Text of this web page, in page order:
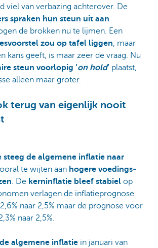
viel van verbazing achterover. De
spraken hun steun uit aan
de brokken nu te lijmen. Een
zou op tafel liggen, maar
kans geeft, is maar zeer de vraag. Nu
steun voorlopig ‘on hold’ plaatst,
alleen maar groter.
terug van eigenlijk nooit
steeg de algemene inflatie naar
te wijten aan hogere voedings-
. De kerninflatie bleef stabiel op
verlagen de inflatieprognose
naar 2,5% maar de prognose voor
naar 2,5%.
algemene inflatie in januari van